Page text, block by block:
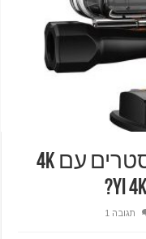
ThiEYE T5e – מצלמת אקסטרים עם 4K
תגובה 1